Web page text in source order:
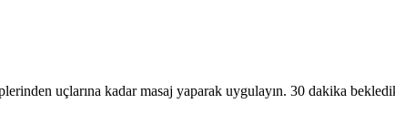
uçlarına kadar masaj yaparak uygulayın. 30 dakika